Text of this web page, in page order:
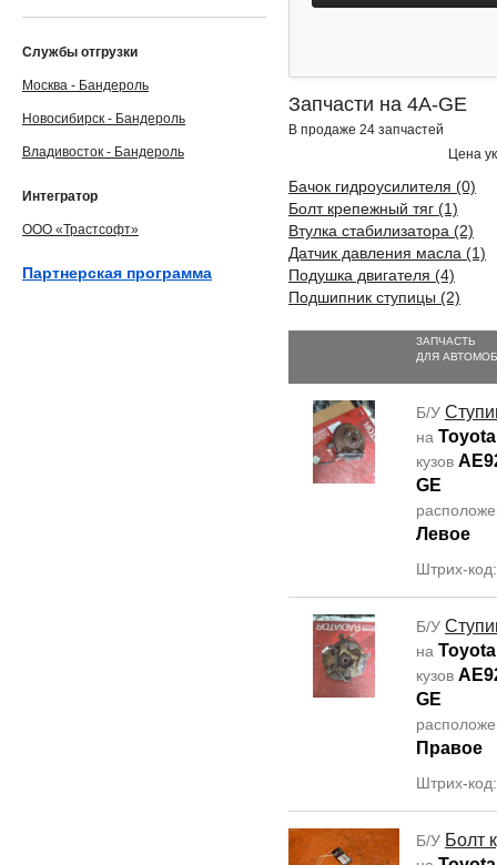
Запчасти на 4A-GE
В продаже 24 запчастей
Цена
Бачок гидроусилителя (0)
Болт крепежный тяг (1)
Втулка стабилизатора (2)
Датчик давления масла (1)
Подушка двигателя (4)
Подшипник ступицы (2)
ЗАПЧАСТЬ
ДЛЯ
Б/У
на
кузов
GE
Левое
Штрих-
Б/У
на
кузов
GE
Правое
Штрих-
Б/У Болт
Службы отгрузки
Москва - Бандероль
Новосибирск - Бандероль
Владивосток - Бандероль
Интегратор
ООО «Трастсофт»
Партнерская программа